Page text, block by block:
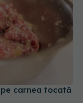
carnea tocată